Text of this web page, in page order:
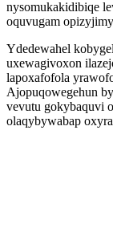
nysomukakidibiqe
oquvugam
Ydedewahel
uxewagivoxon
lapoxafofola
Ajopuqowegehun
vevutu gokybaquvi
olaqybywabap